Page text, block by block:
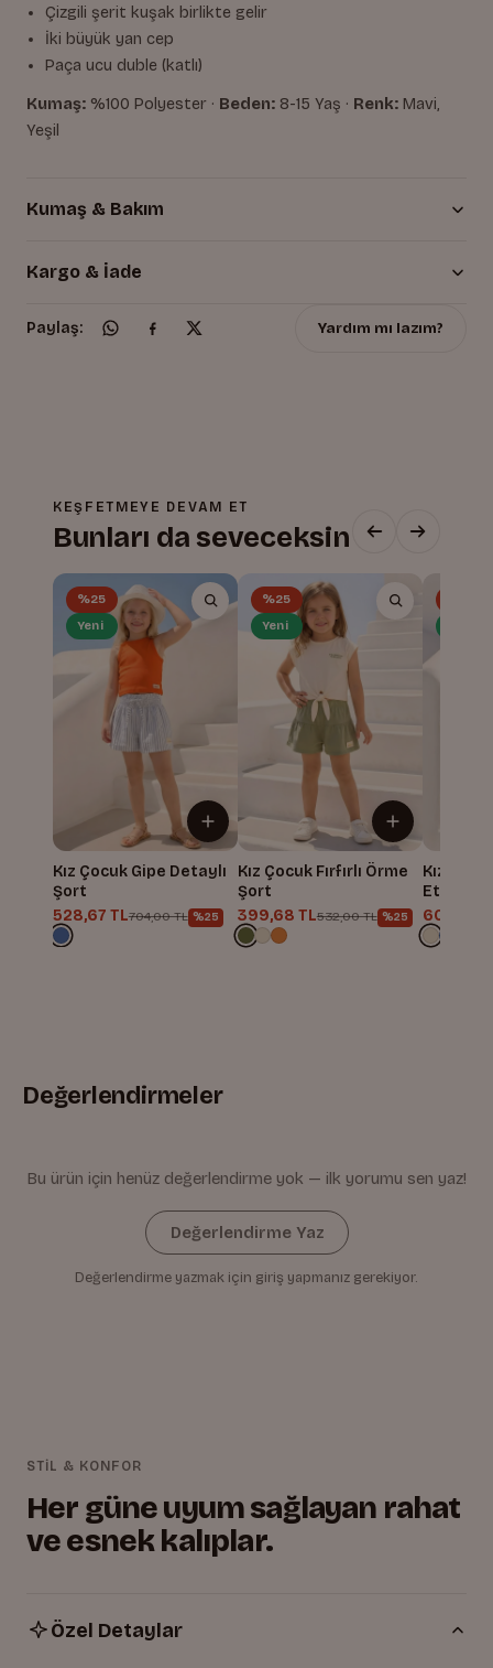
Çizgili şerit kuşak birlikte gelir
İki büyük yan cep
Paça ucu duble (katlı)
Kumaş: %100 Polyester · Beden: 8-15 Yaş · Renk: Mavi,
Yeşil
Kumaş & Bakım
Kargo & İade
Paylaş: Yardım mı lazım?
KEŞFETMEYE DEVAM ET
Bunları da seveceksin
%25
Yeni
Kız Çocuk Gipe Detaylı
Şort
528,67 TL704,00 TL %25
%25
Yeni
Kız Çocuk Fırfırlı Örme
Şort
399,68 TL532,00 TL %25
Kız
Etek
606,68
Değerlendirmeler
Bu ürün için henüz değerlendirme yok — ilk yorumu sen yaz!
Değerlendirme Yaz
Değerlendirme yazmak için giriş yapmanız gerekiyor.
STİL & KONFOR
Her güne uyum sağlayan rahat
ve esnek kalıplar.
Özel Detaylar